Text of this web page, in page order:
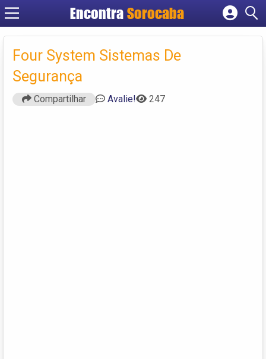
EncontraSorocaba
Cadastrar empresa
Criar conta
Four System Sistemas De
Segurança
Compartilhar Avalie! 247